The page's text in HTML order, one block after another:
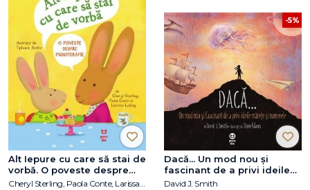
Alt Iepure cu care să stai de
vorbă. O poveste despre
psihoterapie
Cheryl Sterling, Paola Conte, Larissa Labay
-5%
Dacă... Un mod nou și
fascinant de a privi ideile
mărețe și numerele
David J. Smith